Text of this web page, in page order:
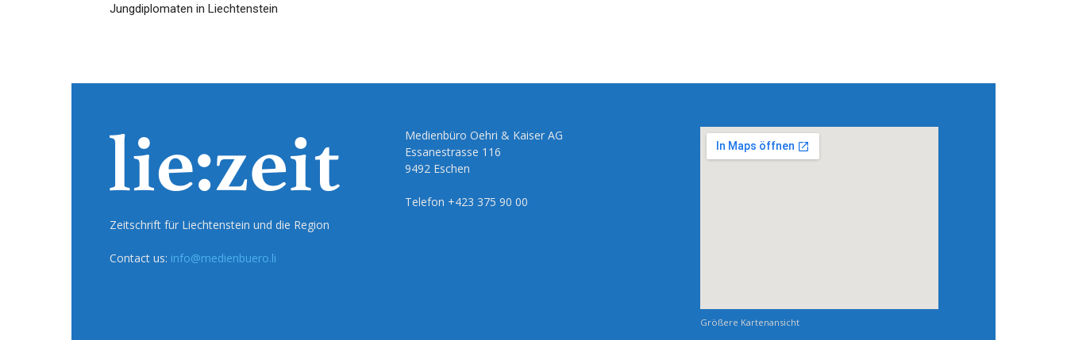
Jungdiplomaten in Liechtenstein
Zeitschrift für Liechtenstein und die Region
Contact us: info@medienbuero.li
Medienbüro Oehri & Kaiser AG
Essanestrasse 116
9492 Eschen
Telefon +423 375 90 00
Größere Kartenansicht